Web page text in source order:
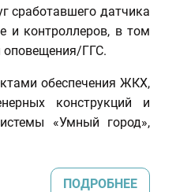
сработавшего датчика
и контроллеров, в том
оповещения/ГГС.
обеспечения ЖКХ,
конструкций и
«Умный город»,
ПОДРОБНЕЕ